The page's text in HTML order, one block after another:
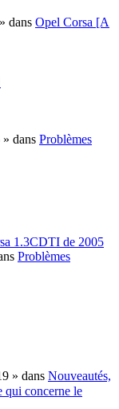
» dans Opel Corsa [A
» dans Problèmes
1.3CDTI de 2005
Problèmes
» dans Nouveautés,
qui concerne le